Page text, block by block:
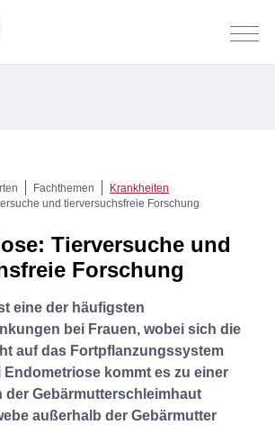
Menü
Fachthemen
Krankheiten
und tierversuchsfreie Forschung
Tierversuche und
Forschung
eine der häufigsten
bei Frauen, wobei sich die
auf das Fortpflanzungssystem
Endometriose kommt es zu einer
der Gebärmutterschleimhaut
außerhalb der Gebärmutter